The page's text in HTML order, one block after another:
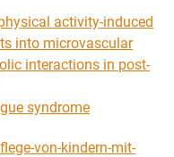
activity-induced
into microvascular
interactions in post-
syndrome
von-kindern-mit-